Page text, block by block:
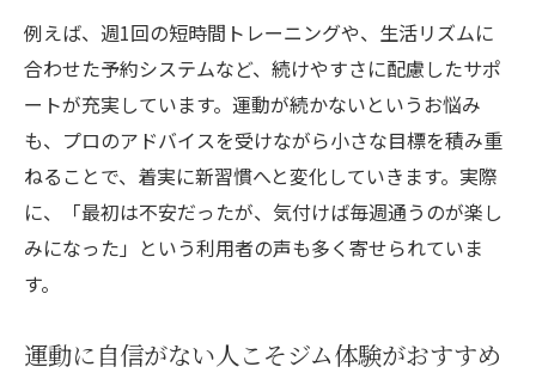
例えば、週1回の短時間トレーニングや、生活リズムに
合わせた予約システムなど、続けやすさに配慮したサポ
ートが充実しています。運動が続かないというお悩み
も、プロのアドバイスを受けながら小さな目標を積み重
ねることで、着実に新習慣へと変化していきます。実際
に、「最初は不安だったが、気付けば毎週通うのが楽し
みになった」という利用者の声も多く寄せられていま
す。
運動に自信がない人こそジム体験がおすすめ